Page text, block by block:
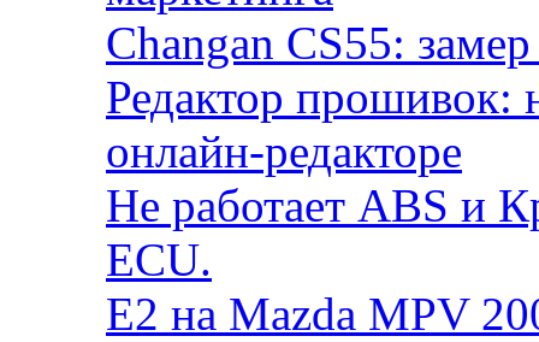
Changan CS55:
Редактор прошивок:
онлайн-редакторе
Не работает ABS и
ECU.
E2 на Mazda MPV